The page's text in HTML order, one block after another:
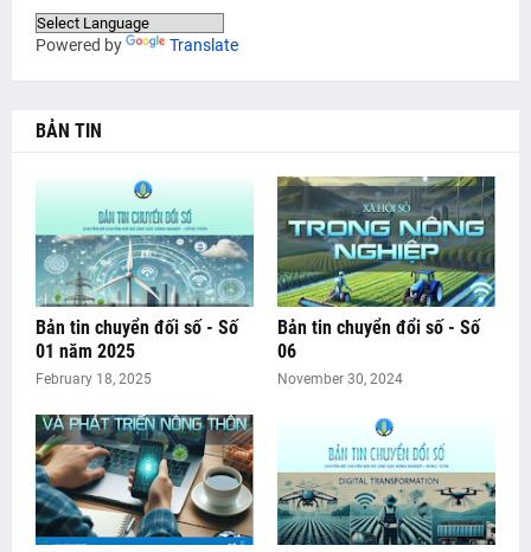
Powered by Translate
BẢN TIN
Bản tin chuyển đối số - Số
01 năm 2025
February 18, 2025
Bản tin chuyển đổi số - Số
06
November 30, 2024